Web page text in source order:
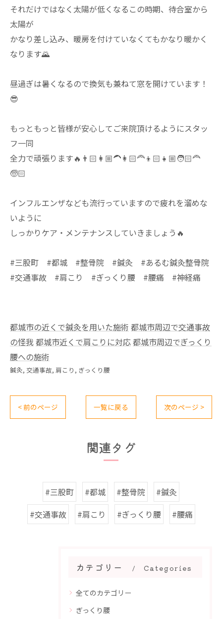
それだけではなく太陽が低くなるこの時期、待合室から
太陽が
かなり差し込み、暖房を付けていなくてもかなり暖かく
なります🌄
昼過ぎは暑くなるので換気も兼ねて窓を開けています！
😎
もっともっと皆様が安心してご来院頂けるようにスタッ
フ一同
全力で頑張ります🔥👨🏻👩🏼‍🦱👩🏻‍🦰👦🏻👧🏼🧑🏻‍🦰
🧓🏻
インフルエンザなども流行っていますので疲れを溜めな
いように
しっかりケア・メンテナンスしていきましょう🔥
#三股町 #都城 #整骨院 #鍼灸 #あるむ鍼灸整骨院
#交通事故 #肩こり #ぎっくり腰 #腰痛 #神経痛
都城市の近くで鍼灸を用いた施術 都城市周辺で交通事故
の怪我 都城市近くで肩こりに対応都城市周辺でぎっくり
腰への施術
鍼灸 交通事故 肩こり ぎっくり腰
< 前のページ 一覧に戻る 次のページ >
関連タグ
#三股町 #都城 #整骨院
#鍼灸
#交通事故
#肩こり #ぎっくり腰 #腰痛
カテゴリー Categories
全てのカテゴリー
ぎっくり腰